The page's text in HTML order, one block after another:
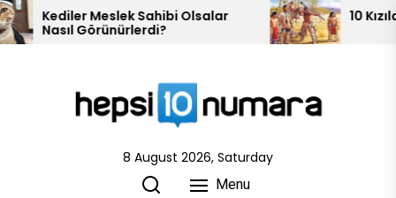
Skip
to
10 Kızılderili Kabilesi
8 August 2026, Saturday
Menu